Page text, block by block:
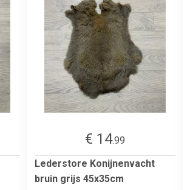
€ 14.99
Lederstore Konijnenvacht
bruin grijs 45x35cm